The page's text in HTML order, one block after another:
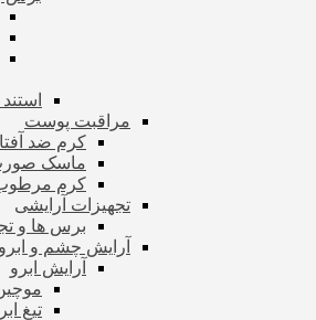
مراقبت پوست
کرم ضد
ماسک
کرم مرطوب
تجهیزات آرایشی
برس ها و
آرایش چشم و ابرو
آرایش ابرو
تیغ